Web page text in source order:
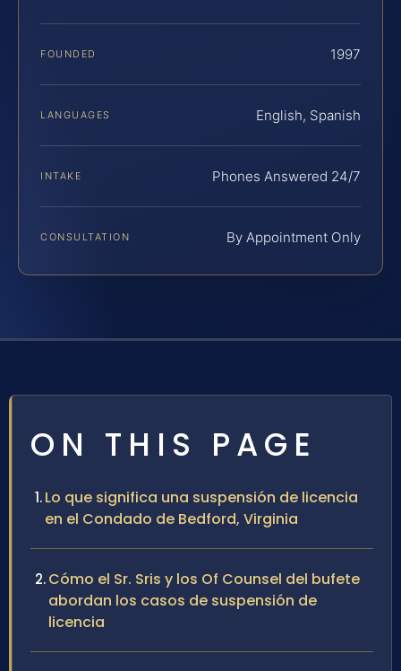
FOUNDED 1997
LANGUAGES English, Spanish
INTAKE Phones Answered 24/7
CONSULTATION By Appointment Only
ON THIS PAGE
Lo que significa una suspensión de licencia
en el Condado de Bedford, Virginia
Cómo el Sr. Sris y los Of Counsel del bufete
abordan los casos de suspensión de
licencia